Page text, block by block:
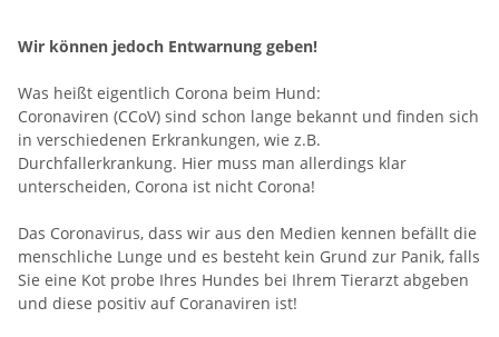
Wir können jedoch Entwarnung geben!
Was heißt eigentlich Corona beim Hund:
Coronaviren (CCoV) sind schon lange bekannt und finden sich
in verschiedenen Erkrankungen, wie z.B.
Durchfallerkrankung. Hier muss man allerdings klar
unterscheiden, Corona ist nicht Corona!
Das Coronavirus, dass wir aus den Medien kennen befällt die
menschliche Lunge und es besteht kein Grund zur Panik, falls
Sie eine Kot probe Ihres Hundes bei Ihrem Tierarzt abgeben
und diese positiv auf Coranaviren ist!